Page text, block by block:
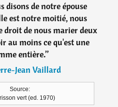
disons de notre épouse
est notre moitié, nous
droit de nous marier deux
au moins ce qu'est une
entière.”
Jean Vaillard
Source:
vert (ed. 1970)